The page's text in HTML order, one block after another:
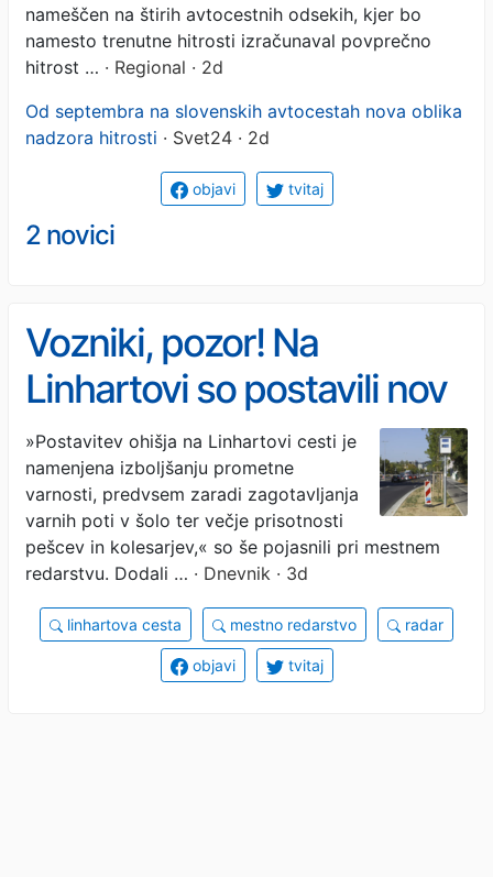
nameščen na štirih avtocestnih odsekih, kjer bo
namesto trenutne hitrosti izračunaval povprečno
hitrost … · Regional · 2d
Od septembra na slovenskih avtocestah nova oblika
nadzora hitrosti · Svet24 · 2d
objavi tvitaj
2 novici
Vozniki, pozor! Na
Linhartovi so postavili nov
radar
»Postavitev ohišja na Linhartovi cesti je
namenjena izboljšanju prometne
varnosti, predvsem zaradi zagotavljanja
varnih poti v šolo ter večje prisotnosti
pešcev in kolesarjev,« so še pojasnili pri mestnem
redarstvu. Dodali … · Dnevnik · 3d
linhartova cesta mestno redarstvo radar
objavi tvitaj